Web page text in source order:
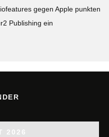
gegen Apple punkten
Publishing ein
2026